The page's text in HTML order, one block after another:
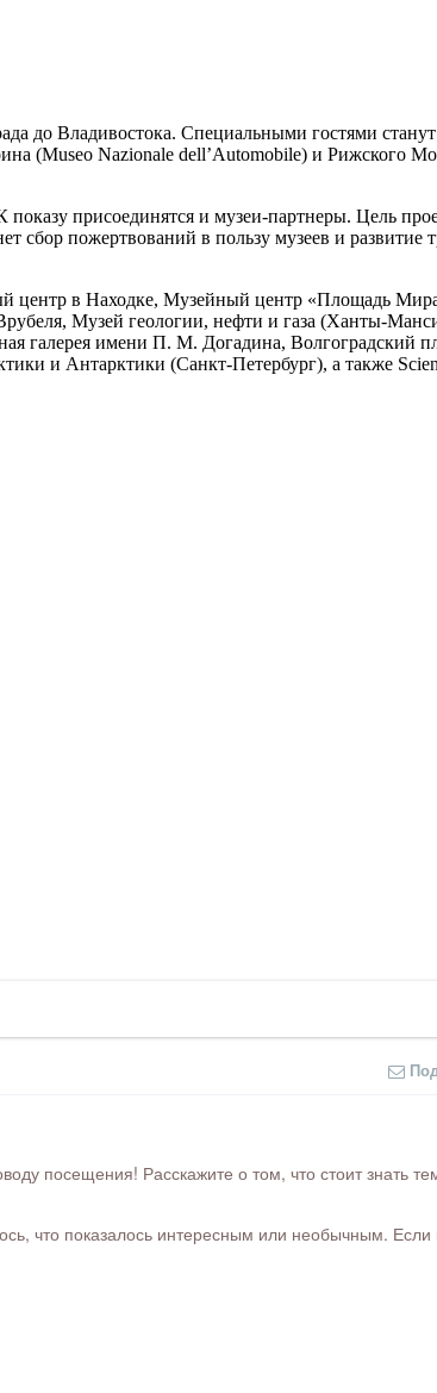
до Владивостока. Специальными гостями
(Museo Nazionale dell’Automobile) и Рижского
присоединятся и музеи-партнеры. Цель
сбор пожертвований в пользу музеев и
центр в Находке, Музейный центр «Площадь
Музей геологии, нефти и газа (Ханты-
галерея имени П. М. Догадина, Волгоградский
и Антарктики (Санкт-Петербург), а также
посещения! Расскажите о том, что стоит знать
что показалось интересным или необычным.